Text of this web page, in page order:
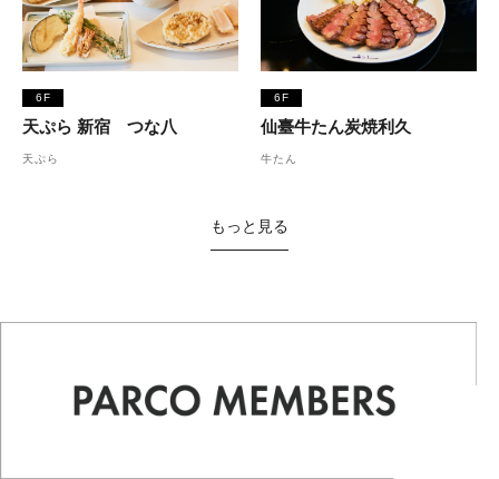
6F
天ぷら 新宿 つな八
天ぷら
6F
仙臺牛たん炭焼利久
牛たん
もっと見る